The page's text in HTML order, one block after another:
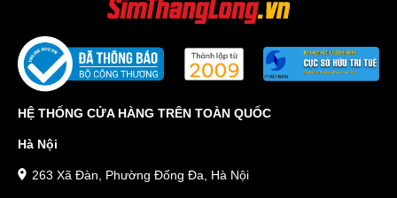
HỆ THỐNG CỬA HÀNG TRÊN TOÀN QUỐC
Hà Nội
263 Xã Đàn, Phường Đống Đa, Hà Nội